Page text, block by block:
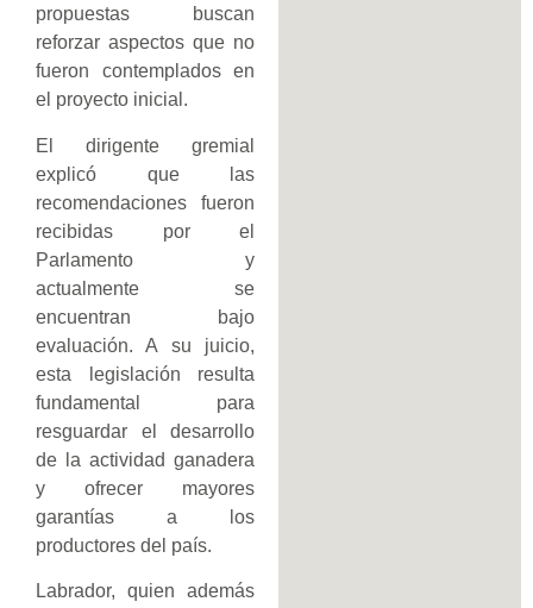
propuestas buscan
reforzar aspectos que no
fueron contemplados en
el proyecto inicial.
El dirigente gremial
explicó que las
recomendaciones fueron
recibidas por el
Parlamento y
actualmente se
encuentran bajo
evaluación. A su juicio,
esta legislación resulta
fundamental para
resguardar el desarrollo
de la actividad ganadera
y ofrecer mayores
garantías a los
productores del país.
Labrador, quien además